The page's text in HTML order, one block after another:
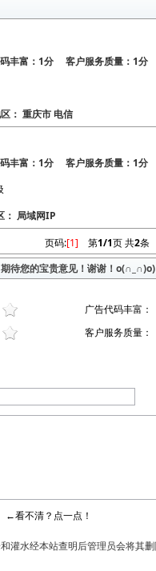
丰富：1分 客户服务质量：1分
： 重庆市 电信
丰富：1分 客户服务质量：1分
局域网IP
页码:[1] 第1/1页 共2条
待您的宝贵意见！谢谢！o(∩_∩)o)
广告代码丰富：
客户服务质量：
←看不清？点一点！
灌水经本站查明后管理员会将其